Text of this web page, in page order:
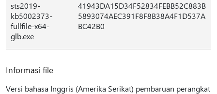
sts2019-
kb5002373-
fullfile-x64-
glb.exe
41943DA15D34F52834FEBB52C883B
5893074AEC391F8F8B38A4F1D537A
BC42B0
Informasi file
Versi bahasa Inggris (Amerika Serikat) pembaruan perangkat